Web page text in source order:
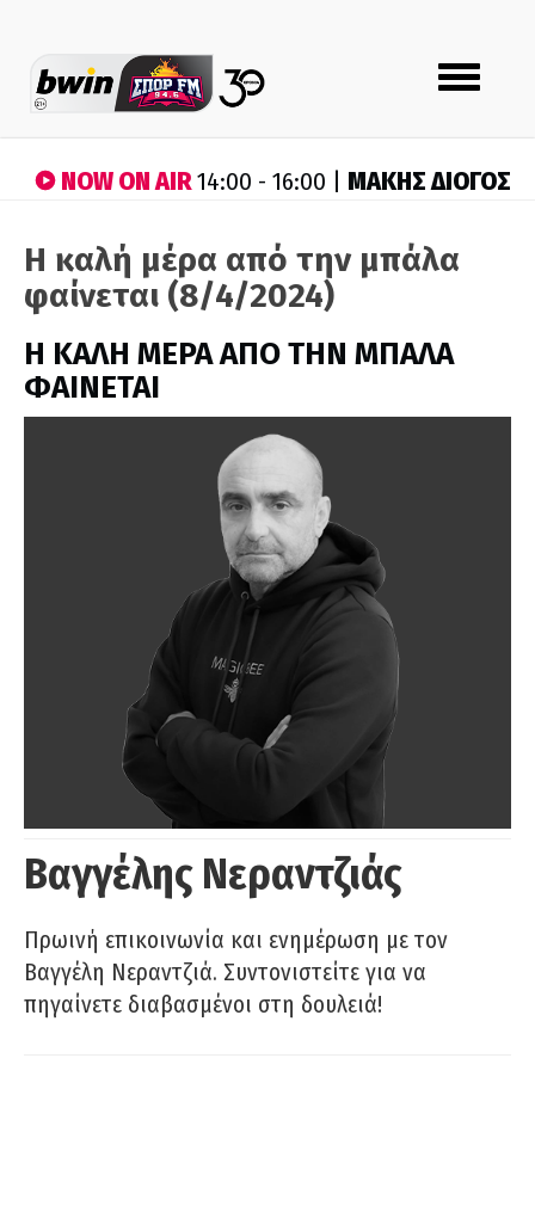
Toggle
navigation
NOW ON AIR14:00 - 16:00 | ΜΑΚΗΣ ΔΙΟΓΟΣ
Η καλή μέρα από την μπάλα
φαίνεται (8/4/2024)
H ΚΑΛΗ ΜΕΡΑ ΑΠΟ ΤΗΝ ΜΠΑΛΑ
ΦΑΙΝΕΤΑΙ
Βαγγέλης Νεραντζιάς
Πρωινή επικοινωνία και ενημέρωση με τον
Βαγγέλη Νεραντζιά. Συντονιστείτε για να
πηγαίνετε διαβασμένοι στη δουλειά!